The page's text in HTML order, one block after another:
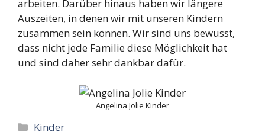
arbeiten. Darüber hinaus haben wir längere
Auszeiten, in denen wir mit unseren Kindern
zusammen sein können. Wir sind uns bewusst,
dass nicht jede Familie diese Möglichkeit hat
und sind daher sehr dankbar dafür.
Angelina Jolie Kinder
Categories
Kinder